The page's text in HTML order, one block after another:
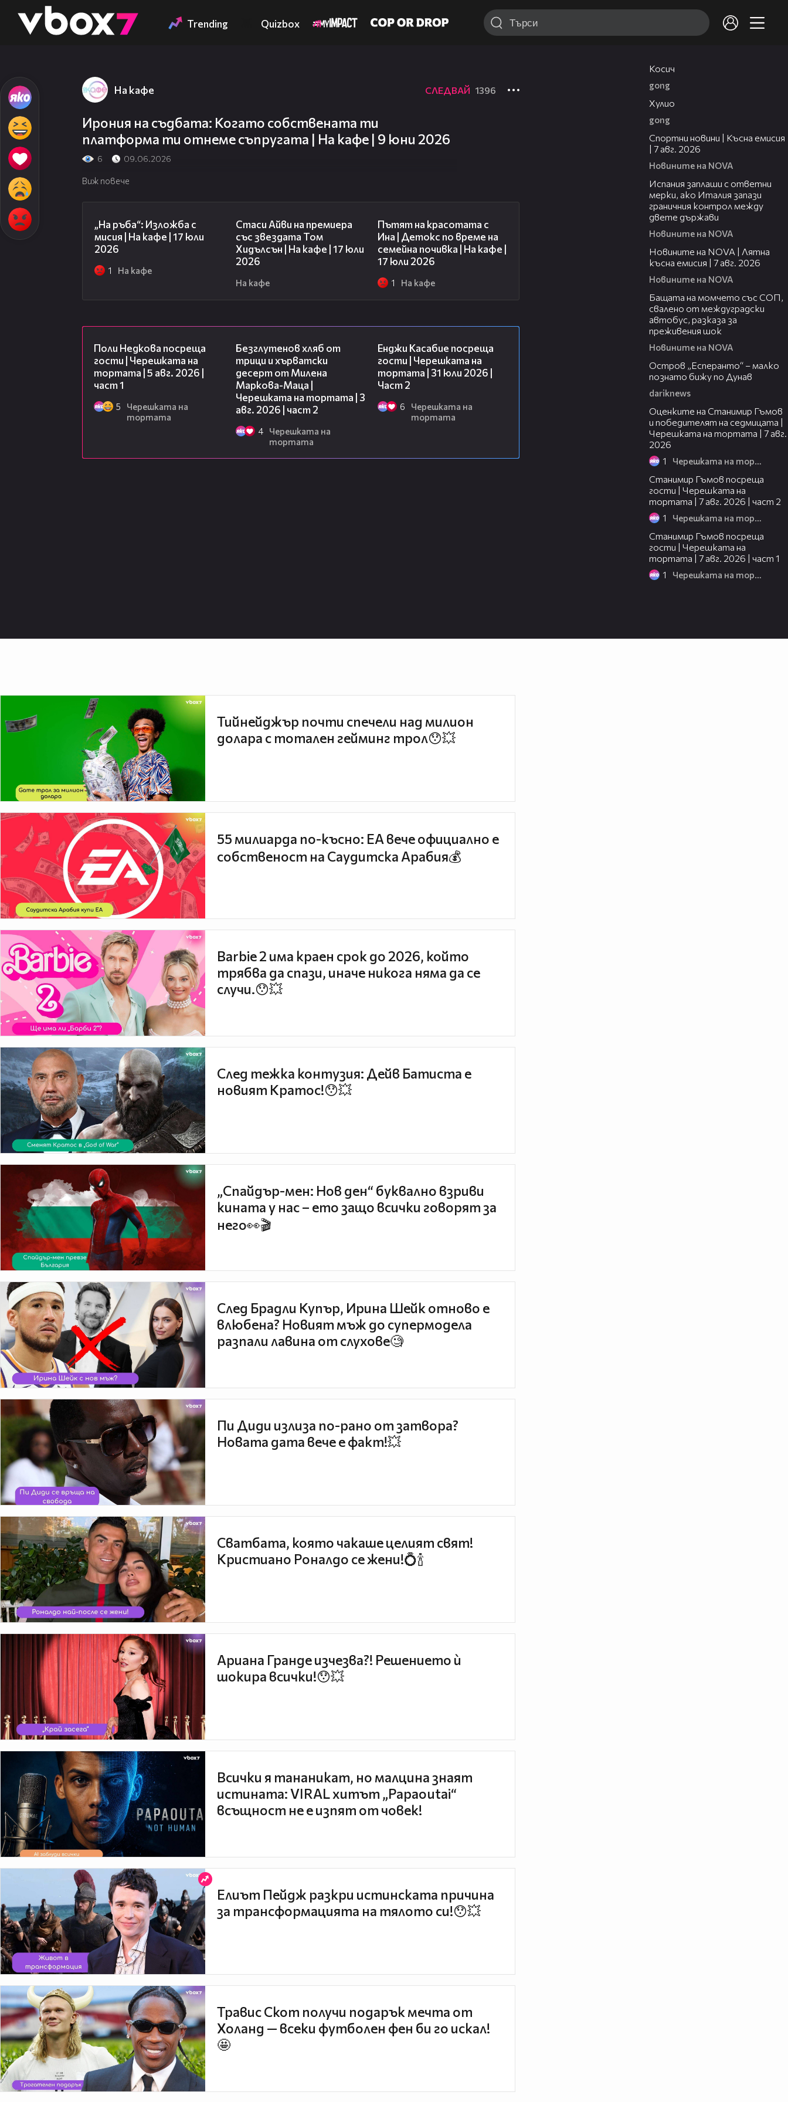
👾 Trending Quizbox
На кафе СЛЕДВАЙ 1396
Ирония на съдбата: Когато собствената ти
платформа ти отнеме съпругата | На кафе | 9 юни 2026
6 09.06.2026
Виж повече
„На ръба“: Изложба с
мисия | На кафе | 17 юли
2026
1 На кафе
Стаси Айви на премиера
със звездата Том
Хидълсън | На кафе | 17 юли
2026
На кафе
Пътят на красотата с
Ина | Детокс по време на
семейна почивка | На кафе |
17 юли 2026
1 На кафе
Поли Недкова посреща
гости | Черешката на
тортата | 5 авг. 2026 |
част 1
5
Черешката на
тортата
Безглутенов хляб от
трици и хърватски
десерт от Милена
Маркова-Маца |
Черешката на тортата | 3
авг. 2026 | част 2
4
Черешката на
тортата
Енджи Касабие посреща
гости | Черешката на
тортата | 31 юли 2026 |
Част 2
6
Черешката на
тортата
Косич
gong
Хулио
gong
Спортни новини | Късна емисия
| 7 авг. 2026
Новините на NOVA
Испания заплаши с ответни
мерки, ако Италия запази
граничния контрол между
двете държави
Новините на NOVA
Новините на NOVA | Лятна
късна емисия | 7 авг. 2026
Новините на NOVA
Бащата на момчето със СОП,
свалено от междуградски
автобус, разказа за
преживения шок
Новините на NOVA
Остров „Есперанто“ – малко
познато бижу по Дунав
dariknews
Оценките на Станимир Гъмов
и победителят на седмицата |
Черешката на тортата | 7 авг.
2026
1 Черешката на тортата
Станимир Гъмов посреща
гости | Черешката на
тортата | 7 авг. 2026 | част 2
1 Черешката на тортата
Станимир Гъмов посреща
гости | Черешката на
тортата | 7 авг. 2026 | част 1
1 Черешката на тортата
Тийнейджър почти спечели над милион
долара с тотален гейминг трол😯💥
55 милиарда по-късно: EA вече официално е
собственост на Саудитска Арабия💰
Barbie 2 има краен срок до 2026, който
трябва да спази, иначе никога няма да се
случи.😯💥
След тежка контузия: Дейв Батиста е
новият Кратос!😯💥
„Спайдър-мен: Нов ден“ буквално взриви
кината у нас – ето защо всички говорят за
него👀🎬
След Брадли Купър, Ирина Шейк отново е
влюбена? Новият мъж до супермодела
разпали лавина от слухове🧐
Пи Диди излиза по-рано от затвора?
Новата дата вече е факт!💥
Сватбата, която чакаше целият свят!
Кристиано Роналдо се жени!💍🍾
Ариана Гранде изчезва?! Решението ѝ
шокира всички!😯💥
Всички я тананикат, но малцина знаят
истината: VIRAL хитът „Papaoutai“
всъщност не е изпят от човек!
Елиът Пейдж разкри истинската причина
за трансформацията на тялото си!😯💥
Травис Скот получи подарък мечта от
Холанд — всеки футболен фен би го искал!
🤩